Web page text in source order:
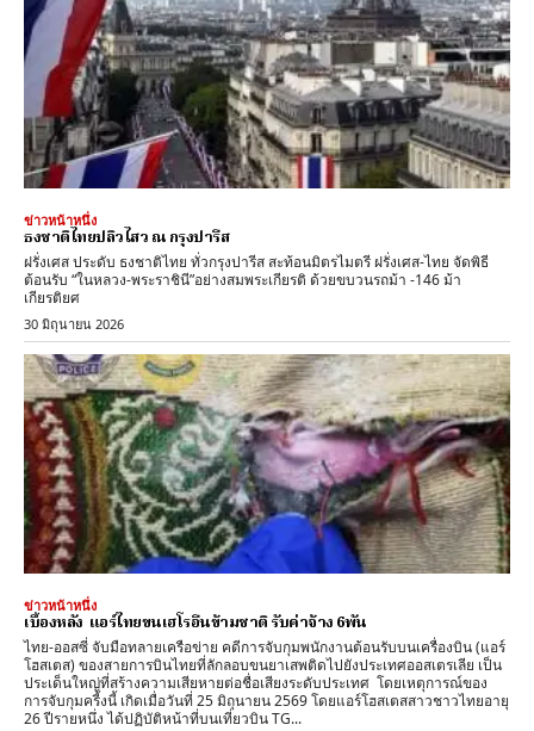
ข่าวหน้าหนึ่ง
ธงชาติไทยปลิวไสว ณ กรุงปารีส
ฝรั่งเศส ประดับ ธงชาติไทย ทั่วกรุงปารีส สะท้อนมิตรไมตรี ฝรั่งเศส-ไทย จัดพิธี
ต้อนรับ “ในหลวง-พระราชินี”อย่างสมพระเกียรติ ด้วยขบวนรถม้า -146 ม้า
เกียรติยศ
30 มิถุนายน 2026
ข่าวหน้าหนึ่ง
เบื้องหลัง แอร์ไทยขนเฮโรอีนข้ามชาติ รับค่าจ้าง 6พัน
ไทย-ออสซี่ จับมือทลายเครือข่าย คดีการจับกุมพนักงานต้อนรับบนเครื่องบิน (แอร์
โฮสเตส) ของสายการบินไทยที่ลักลอบขนยาเสพติดไปยังประเทศออสเตรเลีย เป็น
ประเด็นใหญ่ที่สร้างความเสียหายต่อชื่อเสียงระดับประเทศ ​โดยเหตุการณ์ของ
การจับกุมครี้งนี้ เกิดเมื่อวันที่ 25 มิถุนายน 2569 โดยแอร์โฮสเตสสาวชาวไทยอายุ
26 ปีรายหนึ่ง ได้ปฏิบัติหน้าที่บนเที่ยวบิน TG...